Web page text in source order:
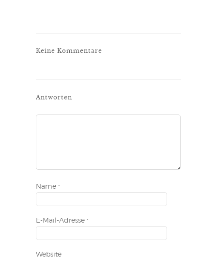
Keine Kommentare
Antworten
Name *
E-Mail-Adresse *
Website